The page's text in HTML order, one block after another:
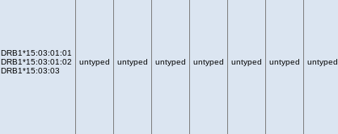
DRB1*15:03:01:01
DRB1*15:03:01:02
DRB1*15:03:03
untyped untyped untyped untyped untyped untyped untyped